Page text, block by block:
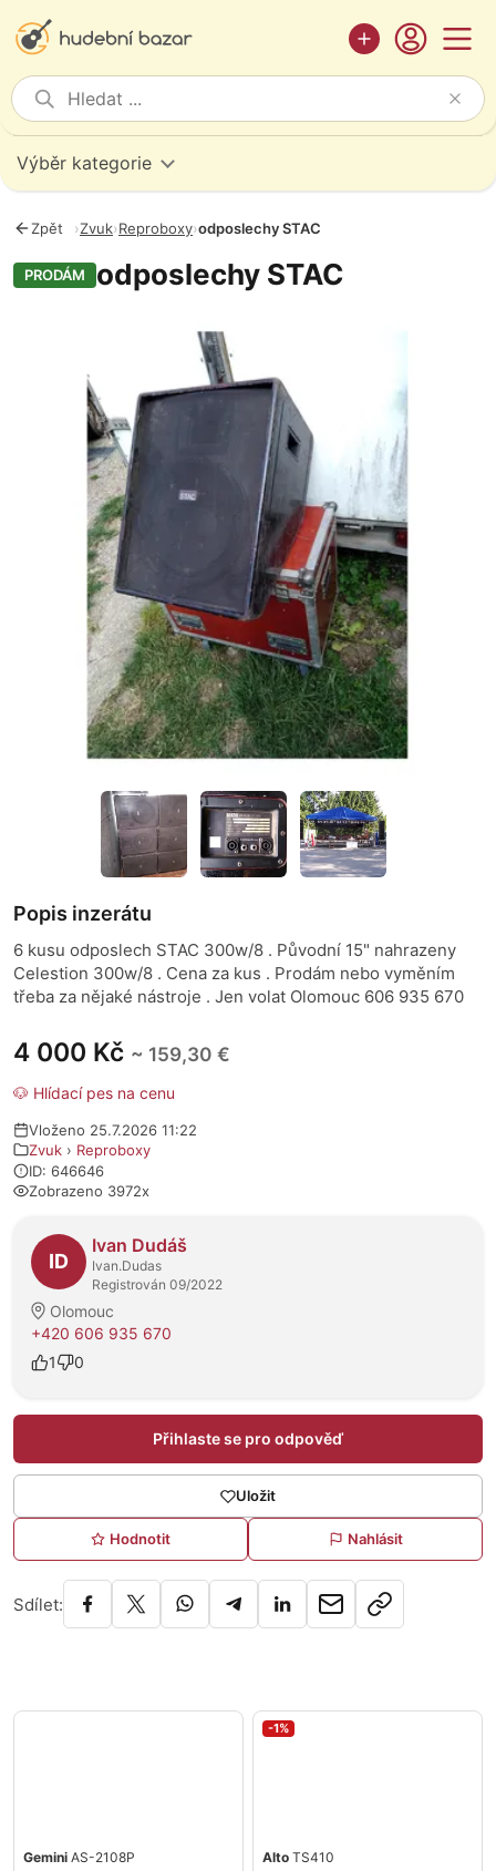
Výběr kategorie
Zpět ›Zvuk›Reproboxy›odposlechy STAC
PRODÁM odposlechy STAC
4 000 Kč ~ 159,30 €
🐶 Hlídací pes na cenu
Vloženo 25.7.2026 11:22
Zvuk › Reproboxy
ID: 646646
Zobrazeno 3972x
O prodejci
ID
Ivan Dudáš
Ivan.Dudas
Registrován 09/2022
Olomouc
+420 606 935 670
1
0
Přihlaste se pro odpověď
Uložit
Hodnotit Nahlásit
Sdílet:
Popis inzerátu
6 kusu odposlech STAC 300w/8 . Původní 15" nahrazeny
Celestion 300w/8 . Cena za kus . Prodám nebo vyměním
třeba za nějaké nástroje . Jen volat Olomouc 606 935 670
Gemini AS-2108P
-1%
Alto TS410